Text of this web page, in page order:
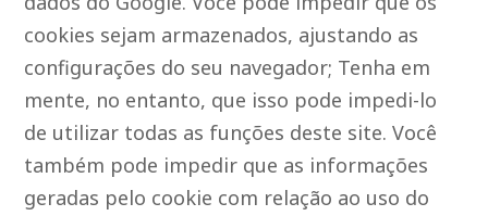
cookies sejam armazenados, ajustando as
configurações do seu navegador; Tenha em
mente, no entanto, que isso pode impedi-lo
de utilizar todas as funções deste site. Você
também pode impedir que as informações
geradas pelo cookie com relação ao uso do